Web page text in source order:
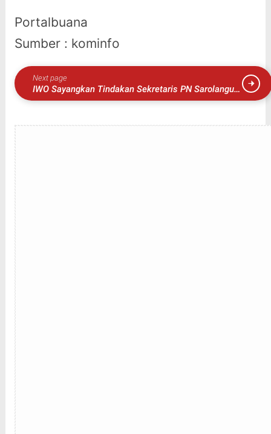
Portalbuana
Sumber : kominfo
Next page
IWO Sayangkan Tindakan Sekretaris PN Sarolangun
Usir Jurnalis saat Liputan Dilokasi Tahanan Kabur